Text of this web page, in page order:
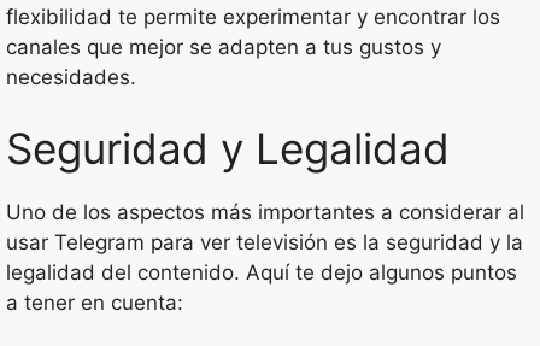
flexibilidad te permite experimentar y encontrar los
canales que mejor se adapten a tus gustos y
necesidades.
Seguridad y Legalidad
Uno de los aspectos más importantes a considerar al
usar Telegram para ver televisión es la seguridad y la
legalidad del contenido. Aquí te dejo algunos puntos
a tener en cuenta: